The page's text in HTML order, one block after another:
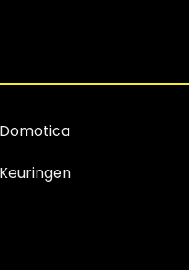
Domotica
Keuringen